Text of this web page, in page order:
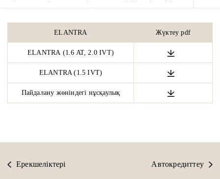
ELANTRA Жүктеу pdf
ELANTRA (1.6 AT, 2.0 IVT)
ELANTRA (1.5 IVT)
Пайдалану жөніндегі нұсқаулық
Ерекшеліктері Автокредиттеу